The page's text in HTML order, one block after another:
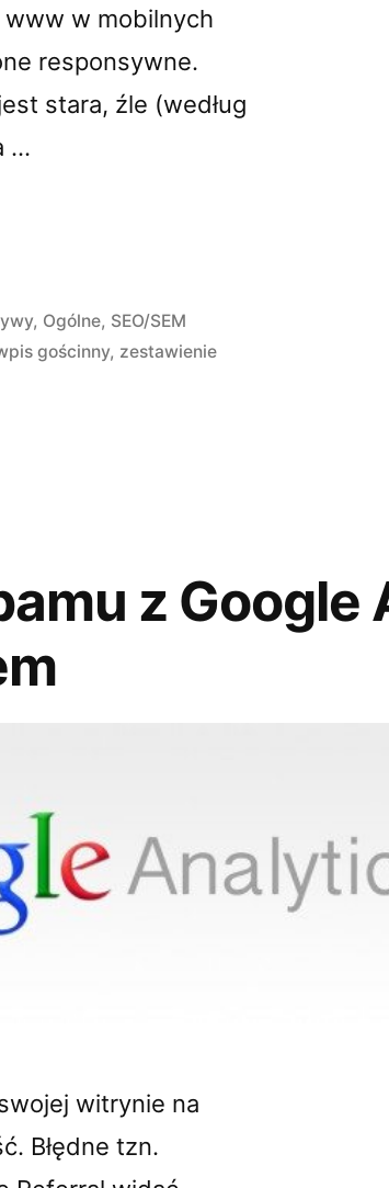
w mobilnych
responsywne.
stara, źle (według
…
, Ogólne, SEO/SEM
gościnny, zestawienie
z Google
witrynie na
Błędne tzn.